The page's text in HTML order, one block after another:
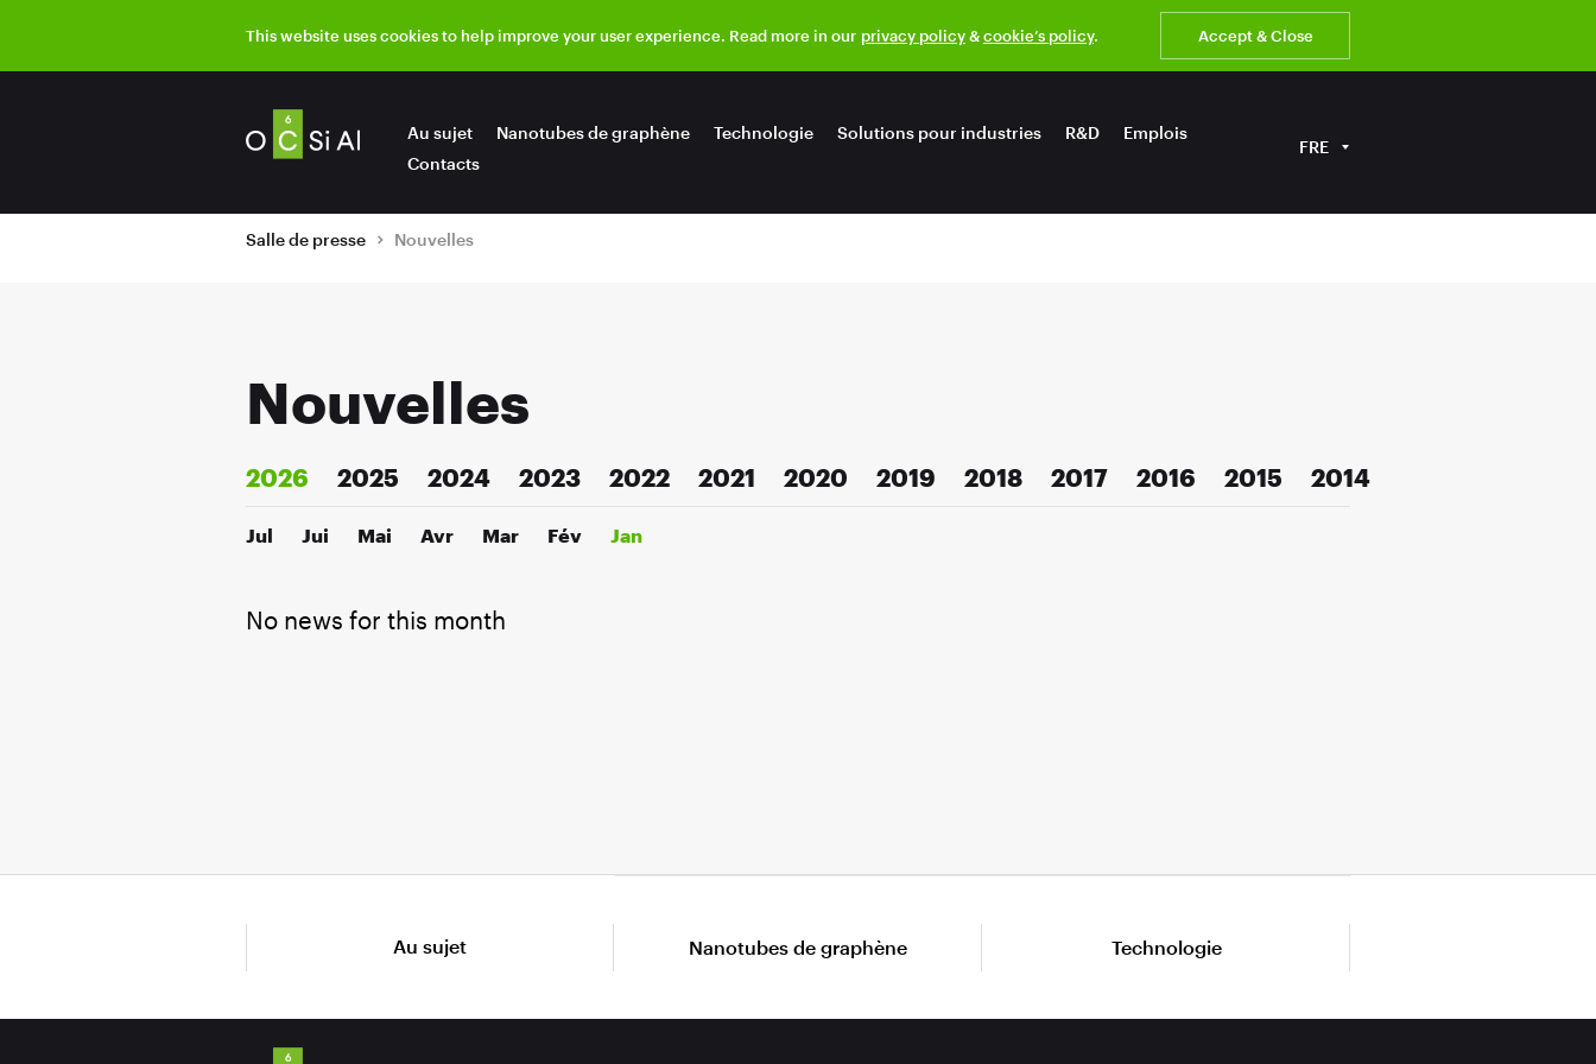
This website uses cookies to help improve your user experience. Read more in our privacy policy&cookie’s policy. Accept & Close
Au sujet Nanotubes de graphène Technologie Solutions pour industries R&D
Emplois
Contacts
FRE
Salle de presse Nouvelles
Nouvelles
2026 2025 2024 2023 2022 2021 2020 2019 2018 2017 2016 2015 2014
Jul Jui Mai Avr Mar Fév Jan
No news for this month
Au sujet Nanotubes de graphène Technologie